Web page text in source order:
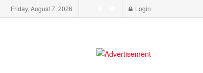
Friday, August 7, 2026 Login